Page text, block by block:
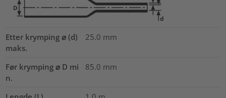
Etter krymping ⌀ (d)
maks.
25.0 mm
Før krymping ⌀ D mi
n.
85.0 mm